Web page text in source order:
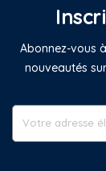
Abonnez-vous
nouveautés